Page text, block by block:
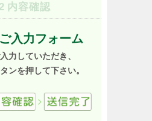
2 内容確認
入力フォーム
力していただき、
ンを押して下さい。